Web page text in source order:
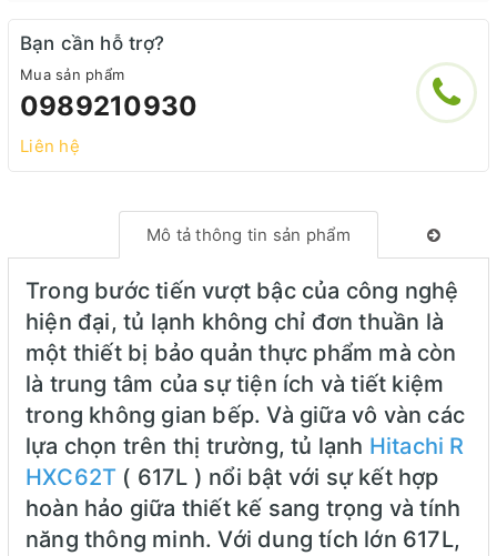
Bạn cần hỗ trợ?
Mua sản phẩm
0989210930
Liên hệ
Mô tả thông tin sản phẩm
Trong bước tiến vượt bậc của công nghệ
hiện đại, tủ lạnh không chỉ đơn thuần là
một thiết bị bảo quản thực phẩm mà còn
là trung tâm của sự tiện ích và tiết kiệm
trong không gian bếp. Và giữa vô vàn các
lựa chọn trên thị trường, tủ lạnh Hitachi R
HXC62T ( 617L ) nổi bật với sự kết hợp
hoàn hảo giữa thiết kế sang trọng và tính
năng thông minh. Với dung tích lớn 617L,